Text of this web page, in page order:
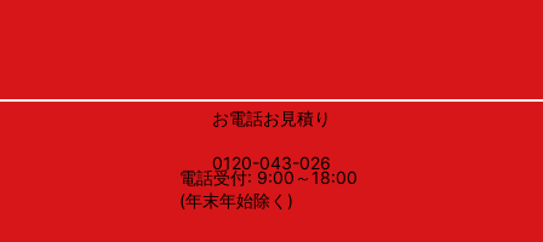
0120-043-026
お電話お見積り
電話受付: 9:00～18:00
(年末年始除く)